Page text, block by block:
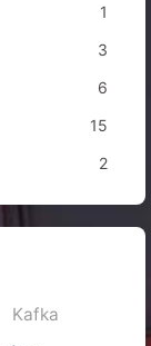
1
3
6
15
2
Kafka